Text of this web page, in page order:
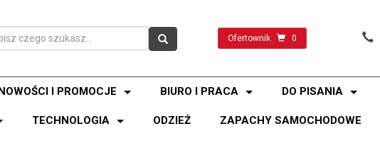
Ofertownik 0
I PROMOCJE BIURO I PRACA DO PISANIA
TECHNOLOGIA ODZIEŻ ZAPACHY SAMOCHODOWE